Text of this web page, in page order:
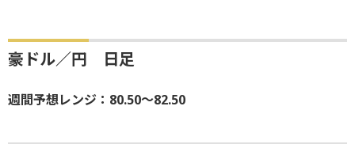
豪ドル／円 日足
週間予想レンジ：80.50～82.50